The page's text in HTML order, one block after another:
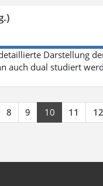
Darstellung
auch dual studiert
8 9 10 11 12